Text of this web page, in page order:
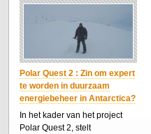
Polar Quest 2 : Zin om expert
te worden in duurzaam
energiebeheer in Antarctica?
In het kader van het project
Polar Quest 2, stelt